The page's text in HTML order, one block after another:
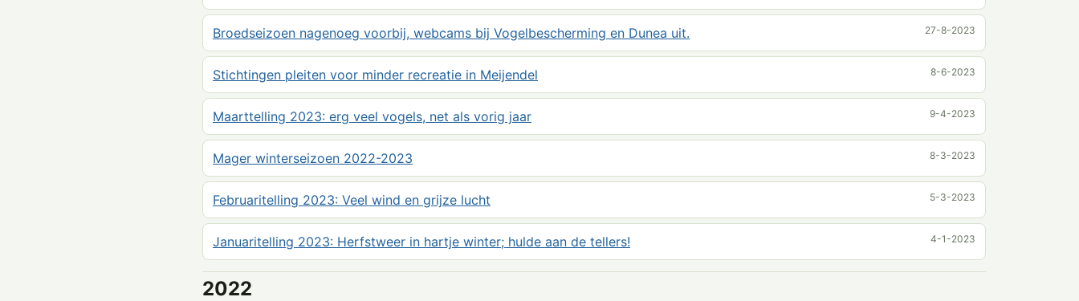
Broedseizoen nagenoeg voorbij, webcams bij Vogelbescherming en Dunea uit. 27-8-2023
Stichtingen pleiten voor minder recreatie in Meijendel 8-6-2023
Maarttelling 2023: erg veel vogels, net als vorig jaar 9-4-2023
Mager winterseizoen 2022-2023 8-3-2023
Februaritelling 2023: Veel wind en grijze lucht 5-3-2023
Januaritelling 2023: Herfstweer in hartje winter; hulde aan de tellers! 4-1-2023
2022